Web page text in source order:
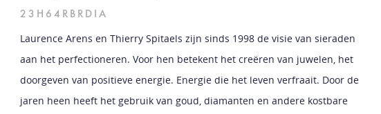
23H64RBRDIA
Laurence Arens en Thierry Spitaels zijn sinds 1998 de visie van sieraden
aan het perfectioneren. Voor hen betekent het creëren van juwelen, het
doorgeven van positieve energie. Energie die het leven verfraait. Door de
jaren heen heeft het gebruik van goud, diamanten en andere kostbare